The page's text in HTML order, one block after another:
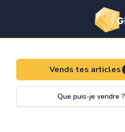
Vends tes articles
Que puis-je vendre ?